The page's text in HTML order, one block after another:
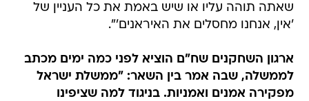
שאתה תוהה עליו או שיש באמת את כל העניין של
'אין, אנחנו מחסלים את האיראנים'".
ארגון השחקנים שח"ם הוציא לפני כמה ימים מכתב
לממשלה, שבה אמר בין השאר: "ממשלת ישראל
מפקירה אמנים ואמניות. בניגוד למה שציפינו